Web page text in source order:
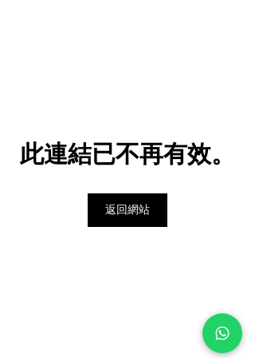
此連結已不再有效。
返回網站